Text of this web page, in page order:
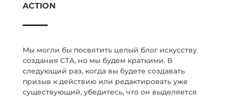
ACTION
Мы могли бы посвятить целый блог искусству
создания CTA, но мы будем краткими. В
следующий раз, когда вы будете создавать
призыв к действию или редактировать уже
существующий, убедитесь, что он выделяется